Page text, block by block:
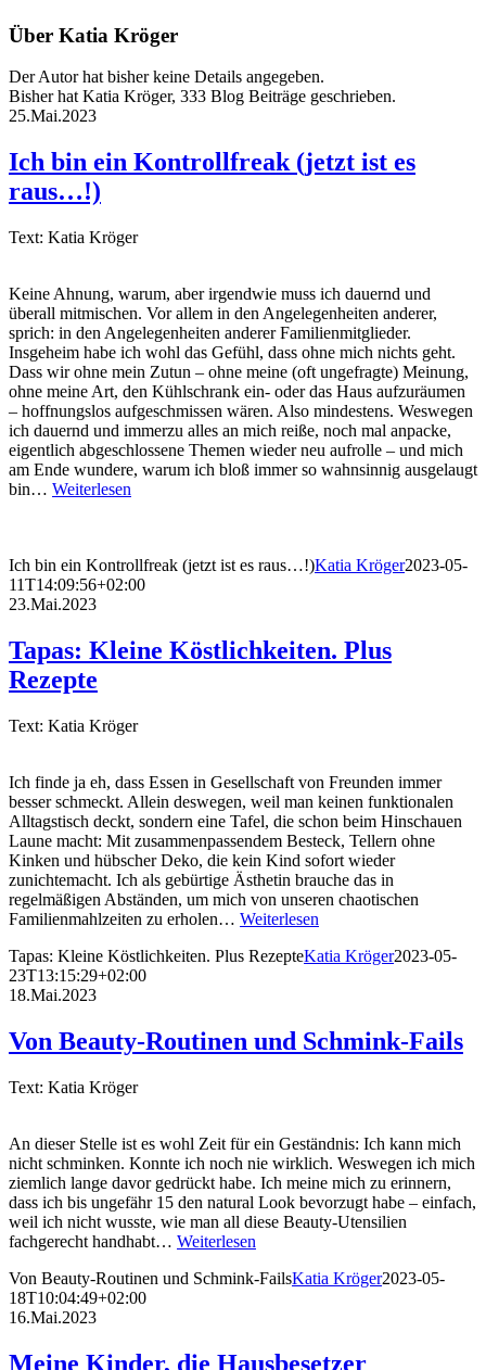
Über Katia Kröger
Der Autor hat bisher keine Details angegeben.
Bisher hat Katia Kröger, 333 Blog Beiträge geschrieben.
25.Mai.2023
Ich bin ein Kontrollfreak (jetzt ist es
raus…!)
Text: Katia Kröger
Keine Ahnung, warum, aber irgendwie muss ich dauernd und
überall mitmischen. Vor allem in den Angelegenheiten anderer,
sprich: in den Angelegenheiten anderer Familienmitglieder.
Insgeheim habe ich wohl das Gefühl, dass ohne mich nichts geht.
Dass wir ohne mein Zutun – ohne meine (oft ungefragte) Meinung,
ohne meine Art, den Kühlschrank ein- oder das Haus aufzuräumen
– hoffnungslos aufgeschmissen wären. Also mindestens. Weswegen
ich dauernd und immerzu alles an mich reiße, noch mal anpacke,
eigentlich abgeschlossene Themen wieder neu aufrolle – und mich
am Ende wundere, warum ich bloß immer so wahnsinnig ausgelaugt
bin… Weiterlesen
Ich bin ein Kontrollfreak (jetzt ist es raus…!)Katia Kröger2023-05-
11T14:09:56+02:00
23.Mai.2023
Tapas: Kleine Köstlichkeiten. Plus
Rezepte
Text: Katia Kröger
Ich finde ja eh, dass Essen in Gesellschaft von Freunden immer
besser schmeckt. Allein deswegen, weil man keinen funktionalen
Alltagstisch deckt, sondern eine Tafel, die schon beim Hinschauen
Laune macht: Mit zusammenpassendem Besteck, Tellern ohne
Kinken und hübscher Deko, die kein Kind sofort wieder
zunichtemacht. Ich als gebürtige Ästhetin brauche das in
regelmäßigen Abständen, um mich von unseren chaotischen
Familienmahlzeiten zu erholen… Weiterlesen
Tapas: Kleine Köstlichkeiten. Plus RezepteKatia Kröger2023-05-
23T13:15:29+02:00
18.Mai.2023
Von Beauty-Routinen und Schmink-Fails
Text: Katia Kröger
An dieser Stelle ist es wohl Zeit für ein Geständnis: Ich kann mich
nicht schminken. Konnte ich noch nie wirklich. Weswegen ich mich
ziemlich lange davor gedrückt habe. Ich meine mich zu erinnern,
dass ich bis ungefähr 15 den natural Look bevorzugt habe – einfach,
weil ich nicht wusste, wie man all diese Beauty-Utensilien
fachgerecht handhabt… Weiterlesen
Von Beauty-Routinen und Schmink-FailsKatia Kröger2023-05-
18T10:04:49+02:00
16.Mai.2023
Meine Kinder, die Hausbesetzer